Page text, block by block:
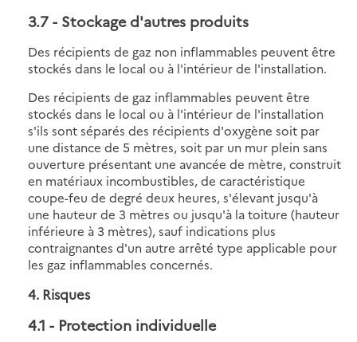
3.7 - Stockage d'autres produits
Des récipients de gaz non inflammables peuvent être
stockés dans le local ou à l'intérieur de l'installation.
Des récipients de gaz inflammables peuvent être
stockés dans le local ou à l'intérieur de l'installation
s'ils sont séparés des récipients d'oxygène soit par
une distance de 5 mètres, soit par un mur plein sans
ouverture présentant une avancée de mètre, construit
en matériaux incombustibles, de caractéristique
coupe-feu de degré deux heures, s'élevant jusqu'à
une hauteur de 3 mètres ou jusqu'à la toiture (hauteur
inférieure à 3 mètres), sauf indications plus
contraignantes d'un autre arrêté type applicable pour
les gaz inflammables concernés.
4. Risques
4.1 - Protection individuelle